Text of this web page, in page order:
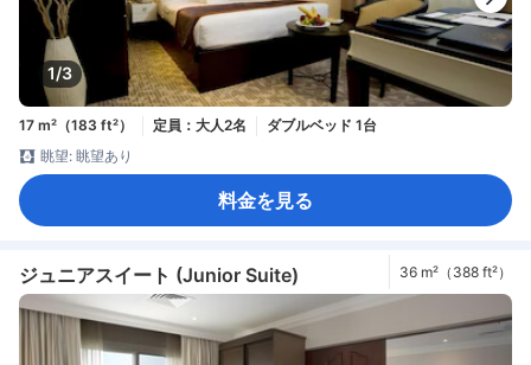
1/3
17 m²（183 ft²） 定員：大人2名
ダブルベッド 1台
眺望: 眺望あり
料金を見る
ジュニアスイート (Junior Suite) 36 m²（388 ft²）